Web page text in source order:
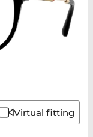
Virtual fitting